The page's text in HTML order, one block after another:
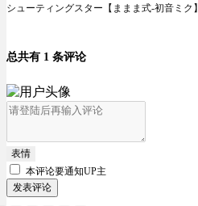
シューティングスター【ままま式-初音ミク】
总共有 1 条评论
表情
本评论要通知UP主
发表评论